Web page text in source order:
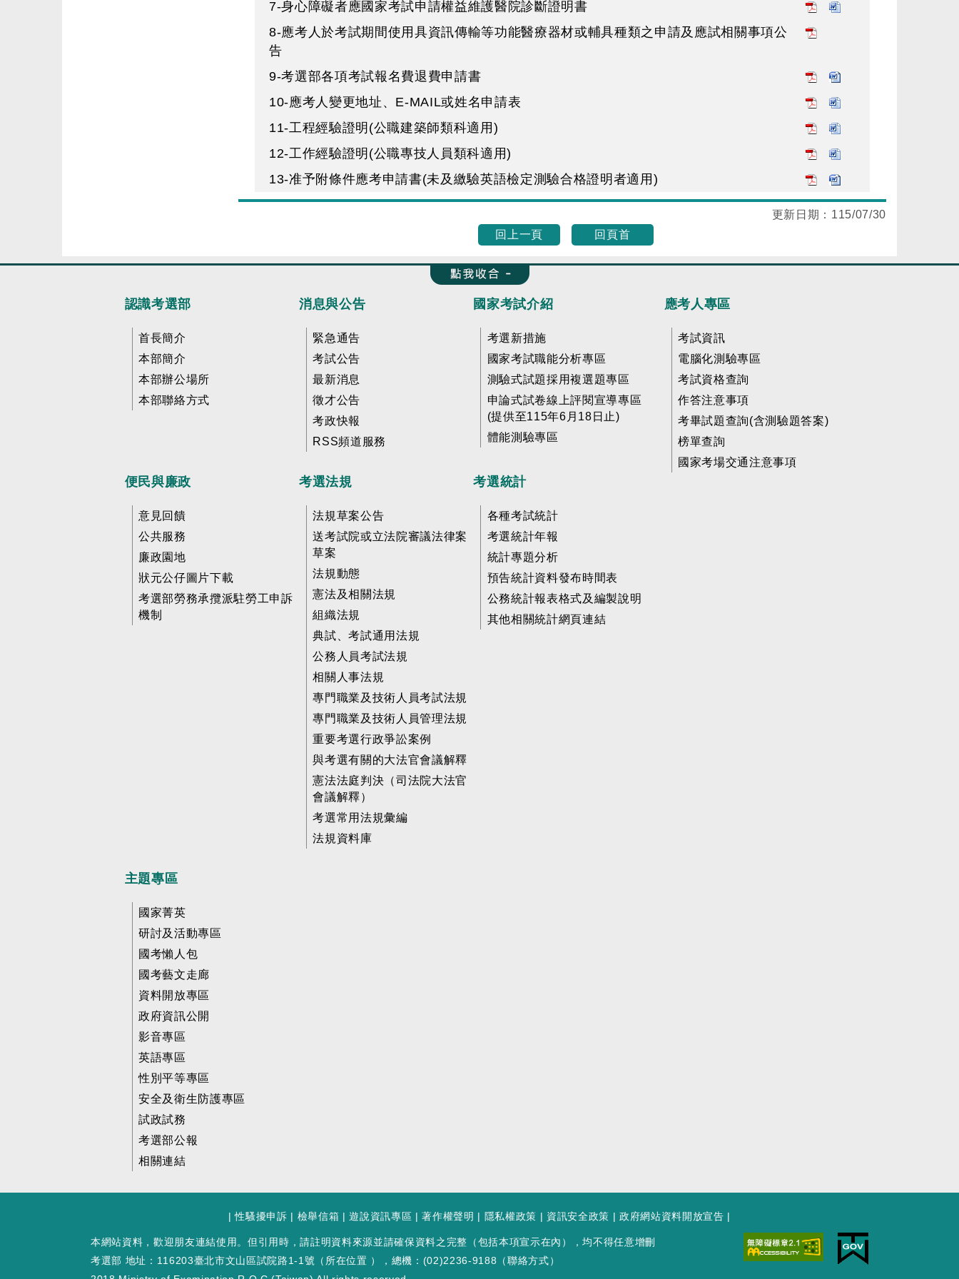
7-身心障礙者應國家考試申請權益維護醫院診斷證明書
8-應考人於考試期間使用具資訊傳輸等功能醫療器材或輔具種類之申請及應試相關事項公
告
9-考選部各項考試報名費退費申請書
10-應考人變更地址、E-MAIL或姓名申請表
11-工程經驗證明(公職建築師類科適用)
12-工作經驗證明(公職專技人員類科適用)
13-准予附條件應考申請書(未及繳驗英語檢定測驗合格證明者適用)
更新日期： 115/07/30
回上一頁
回頁首
收合 FatFooter
認識考選部
首長簡介
本部簡介
本部辦公場所
本部聯絡方式
消息與公告
緊急通告
考試公告
最新消息
徵才公告
考政快報
RSS頻道服務
國家考試介紹
考選新措施
國家考試職能分析專區
測驗式試題採用複選題專區
申論式試卷線上評閱宣導專區
(提供至115年6月18日止)
體能測驗專區
應考人專區
考試資訊
電腦化測驗專區
考試資格查詢
作答注意事項
考畢試題查詢(含測驗題答案)
榜單查詢
國家考場交通注意事項
便民與廉政
意見回饋
公共服務
廉政園地
狀元公仔圖片下載
考選部勞務承攬派駐勞工申訴
機制
考選法規
法規草案公告
送考試院或立法院審議法律案
草案
法規動態
憲法及相關法規
組織法規
典試、考試通用法規
公務人員考試法規
相關人事法規
專門職業及技術人員考試法規
專門職業及技術人員管理法規
重要考選行政爭訟案例
與考選有關的大法官會議解釋
憲法法庭判決（司法院大法官
會議解釋）
考選常用法規彙編
法規資料庫
考選統計
各種考試統計
考選統計年報
統計專題分析
預告統計資料發布時間表
公務統計報表格式及編製說明
其他相關統計網頁連結
主題專區
國家菁英
研討及活動專區
國考懶人包
國考藝文走廊
資料開放專區
政府資訊公開
影音專區
英語專區
性別平等專區
安全及衛生防護專區
試政試務
考選部公報
相關連結
|性騷擾申訴 | 檢舉信箱 |遊說資訊專區 |著作權聲明 | 隱私權政策 | 資訊安全政策 |政府網站資料開放宣告 |
本網站資料，歡迎朋友連結使用。但引用時，請註明資料來源並請確保資料之完整（包括本項宣示在內），均不得任意增刪
考選部 地址：116203臺北市文山區試院路1-1號（ 所在位置 ），總機：(02)2236-9188（聯絡方式）